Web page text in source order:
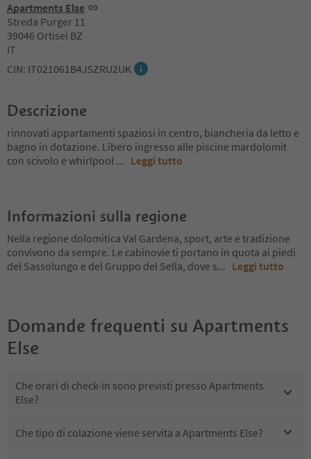
Apartments Else
Streda Purger 11
39046 Ortisei BZ
IT
CIN: IT021061B4J5ZRU2UK
Descrizione
rinnovati appartamenti spaziosi in centro, biancheria da letto e
bagno in dotazione. Libero ingresso alle piscine mardolomit
con scivolo e whirlpool ... Leggi tutto
Informazioni sulla regione
Nella regione dolomitica Val Gardena, sport, arte e tradizione
convivono da sempre. Le cabinovie ti portano in quota ai piedi
del Sassolungo e del Gruppo del Sella, dove s... Leggi tutto
Domande frequenti su Apartments
Else
Che orari di check-in sono previsti presso Apartments
Else?
Che tipo di colazione viene servita a Apartments Else?